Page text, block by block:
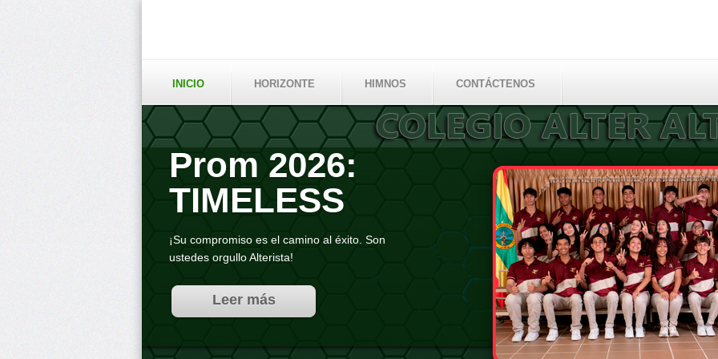
INICIO HORIZONTE HIMNOS CONTÁCTENOS
Prom 2026:
TIMELESS
¡Su compromiso es el camino al éxito. Son
ustedes orgullo Alterista!
Leer más